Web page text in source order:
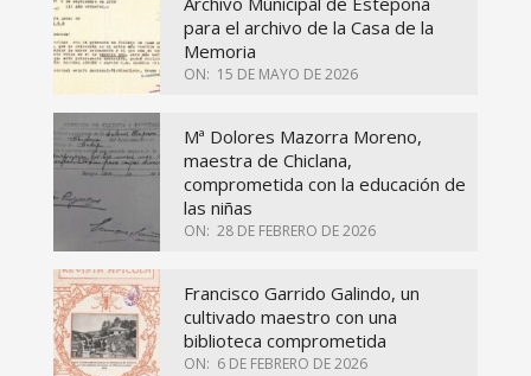
para el archivo de la Casa de la
Memoria
ON: 15 DE MAYO DE 2026
Mª Dolores Mazorra Moreno,
maestra de Chiclana,
comprometida con la educación de
las niñas
ON: 28 DE FEBRERO DE 2026
Francisco Garrido Galindo, un
cultivado maestro con una
biblioteca comprometida
ON: 6 DE FEBRERO DE 2026